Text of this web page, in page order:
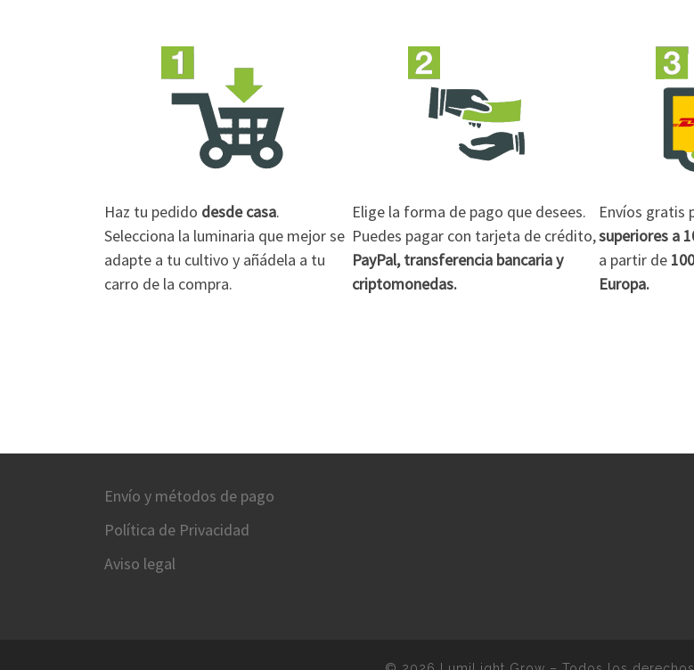
Haz tu pedido desde casa.
Selecciona la luminaria que mejor se
adapte a tu cultivo y añádela a tu
carro de la compra.
Elige la forma de pago que desees.
Puedes pagar con tarjeta de crédito,
PayPal, transferencia bancaria y
criptomonedas.
Envíos gratis
superiores a
a partir de
Europa.
Envío y métodos de pago
Política de Privacidad
Aviso legal